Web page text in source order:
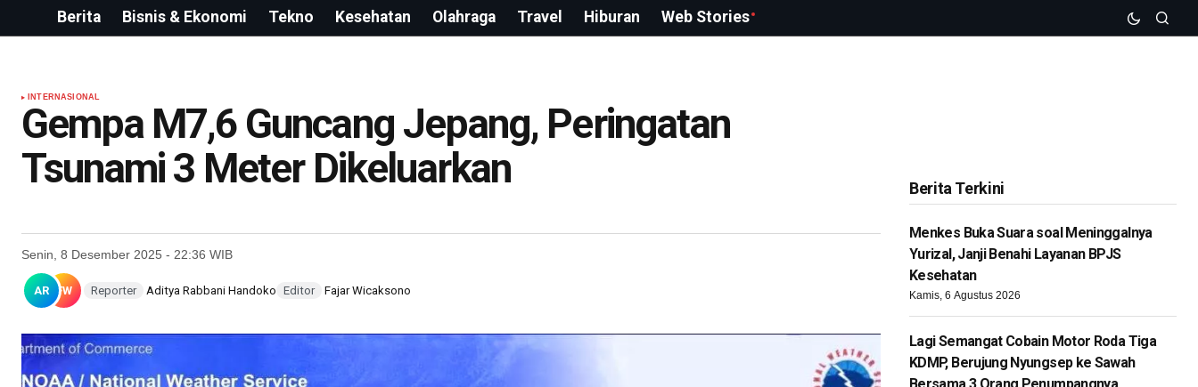
Berita Bisnis & Ekonomi Tekno Kesehatan Olahraga Travel Hiburan Web Stories
INTERNASIONAL
Gempa M7,6 Guncang Jepang, Peringatan
Tsunami 3 Meter Dikeluarkan
Senin, 8 Desember 2025 - 22:36 WIB
AR FW Reporter Aditya Rabbani Handoko Editor Fajar Wicaksono
Berita Terkini
Menkes Buka Suara soal Meninggalnya
Yurizal, Janji Benahi Layanan BPJS
Kesehatan
Kamis, 6 Agustus 2026
Lagi Semangat Cobain Motor Roda Tiga
KDMP, Berujung Nyungsep ke Sawah